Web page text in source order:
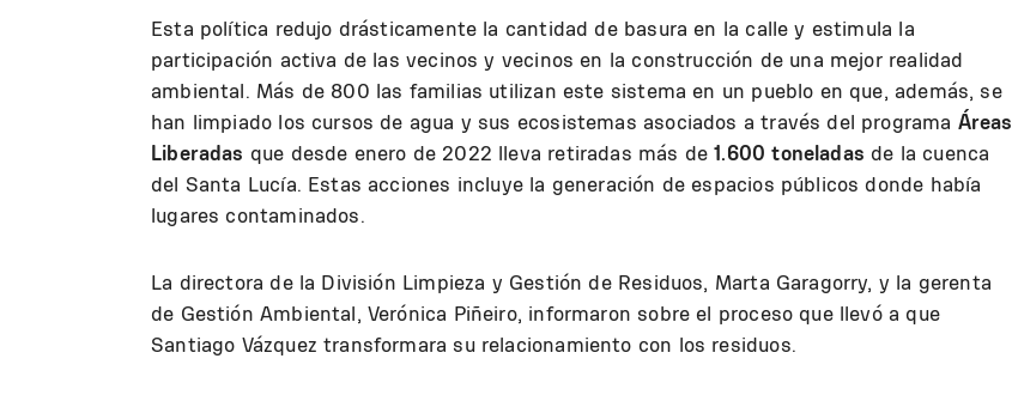
Esta política redujo drásticamente la cantidad de basura en la calle y estimula la
participación activa de las vecinos y vecinos en la construcción de una mejor realidad
ambiental. Más de 800 las familias utilizan este sistema en un pueblo en que, además, se
han limpiado los cursos de agua y sus ecosistemas asociados a través del programa Áreas
Liberadas que desde enero de 2022 lleva retiradas más de1.600 toneladas de la cuenca
del Santa Lucía. Estas acciones incluye la generación de espacios públicos donde había
lugares contaminados.
La directora de la División Limpieza y Gestión de Residuos, Marta Garagorry, y la gerenta
de Gestión Ambiental, Verónica Piñeiro, informaron sobre el proceso que llevó a que
Santiago Vázquez transformara su relacionamiento con los residuos.